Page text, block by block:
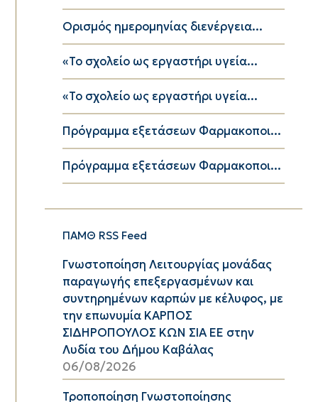
Ορισμός ημερομηνίας διενέργεια...
«Το σχολείο ως εργαστήρι υγεία...
«Το σχολείο ως εργαστήρι υγεία...
Πρόγραμμα εξετάσεων Φαρμακοποι...
Πρόγραμμα εξετάσεων Φαρμακοποι...
ΠΑΜΘ RSS Feed
Γνωστοποίηση Λειτουργίας μονάδας
παραγωγής επεξεργασμένων και
συντηρημένων καρπών με κέλυφος, με
την επωνυμία ΚΑΡΠΟΣ
ΣΙΔΗΡΟΠΟΥΛΟΣ ΚΩΝ ΣΙΑ ΕΕ στην
Λυδία του Δήμου Καβάλας
06/08/2026
Τροποποίηση Γνωστοποίησης